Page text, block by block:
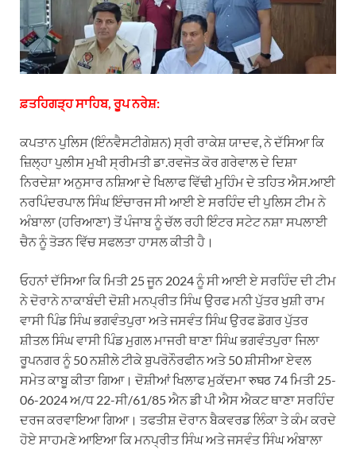
A
p
p
m
o
o
k
d
n
ਫ਼ਤਹਿਗੜ੍ਹ ਸਾਹਿਬ, ਰੂਪ ਨਰੇਸ਼:
ਕਪਤਾਨ ਪੁਲਿਸ (ਇੰਨਵੈਸਟੀਗੇਸ਼ਨ) ਸ੍ਰੀ ਰਾਕੇਸ਼ ਯਾਦਵ,ਨੇ ਦੱਸਿਆ ਕਿ
ਜ਼ਿਲ੍ਹਾ ਪੁਲੀਸ ਮੁਖੀ ਸ੍ਰੀਮਤੀ ਡਾ.ਰਵਜੋਤ ਕੋਰ ਗਰੇਵਾਲ ਦੇ ਦਿਸ਼ਾ
ਨਿਰਦੇਸ਼ਾ ਅਨੁਸਾਰ ਨਸ਼ਿਆ ਦੇ ਖਿਲਾਫ ਵਿੱਢੀ ਮੁਹਿੰਮ ਦੇ ਤਹਿਤ ਐਸ.ਆਈ
ਨਰਪਿੰਦਰਪਾਲ ਸਿੰਘ ਇੰਚਾਰਜ ਸੀ ਆਈ ਏ ਸਰਹਿੰਦ ਦੀ ਪੁਲਿਸ ਟੀਮ ਨੇ
ਅੰਬਾਲਾ (ਹਰਿਆਣਾ) ਤੋਂ ਪੰਜਾਬ ਨੂੰ ਚੱਲ ਰਹੀ ਇੰਟਰ ਸਟੇਟ ਨਸ਼ਾ ਸਪਲਾਈ
ਚੈਨ ਨੂੰ ਤੋੜਨ ਵਿੱਚ ਸਫਲਤਾ ਹਾਸਲ ਕੀਤੀ ਹੈ।
ਓਹਨਾਂ ਦੱਸਿਆ ਕਿ ਮਿਤੀ 25 ਜੂਨ 2024 ਨੂੰ ਸੀ ਆਈ ਏ ਸਰਹਿੰਦ ਦੀ ਟੀਮ
ਨੇ ਦੋਰਾਨੇ ਨਾਕਾਬੰਦੀ ਦੋਸ਼ੀ ਮਨਪ੍ਰੀਤ ਸਿੰਘ ਉਰਫ ਮਨੀ ਪੁੱਤਰ ਖੁਸ਼ੀ ਰਾਮ
ਵਾਸੀ ਪਿੰਡ ਸਿੰਘ ਭਗਵੰਤਪੁਰਾ ਅਤੇ ਜਸਵੰਤ ਸਿੰਘ ਉਰਫ ਡੋਗਰ ਪੁੱਤਰ
ਸ਼ੀਤਲ ਸਿੰਘ ਵਾਸੀ ਪਿੰਡ ਮੁਗਲ ਮਾਜਰੀ ਥਾਣਾ ਸਿੰਘ ਭਗਵੰਤਪੁਰਾ ਜਿਲਾ
ਰੂਪਨਗਰ ਨੂੰ 50 ਨਸ਼ੀਲੇ ਟੀਕੇ ਬੁਪਰੋਨੌਰਫੀਨ ਅਤੇ 50 ਸ਼ੀਸੀਆ ਏਵਲ
ਸਮੇਤ ਕਾਬੂ ਕੀਤਾ ਗਿਆ। ਦੋਸ਼ੀਆਂ ਖਿਲਾਫ ਮੁਕੱਦਮਾ रुघठ 74 ਮਿਤੀ 25-
06-2024 ਅ/ਧ 22-ਸੀ/61/85 ਐਨ ਡੀ ਪੀ ਐਸ ਐਕਟ ਥਾਣਾ ਸਰਹਿੰਦ
ਦਰਜ ਕਰਵਾਇਆ ਗਿਆ। ਤਫਤੀਸ਼ ਦੋਰਾਨ ਬੈਕਵਰਡ ਲਿੰਕਾ ਤੇ ਕੰਮ ਕਰਦੇ
ਹੋਏ ਸਾਹਮਣੇ ਆਇਆ ਕਿ ਮਨਪ੍ਰੀਤ ਸਿੰਘ ਅਤੇ ਜਸਵੰਤ ਸਿੰਘ ਅੰਬਾਲਾ